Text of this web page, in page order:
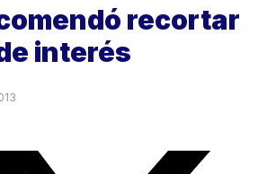
recortar
interés